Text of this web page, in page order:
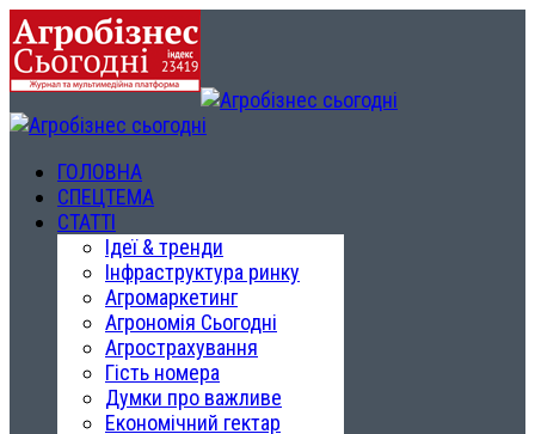
ГОЛОВНА
СПЕЦТЕМА
СТАТТІ
Ідеї & тренди
Інфраструктура ринку
Агромаркетинг
Агрономія Сьогодні
Агрострахування
Гість номера
Думки про важливе
Економічний гектар